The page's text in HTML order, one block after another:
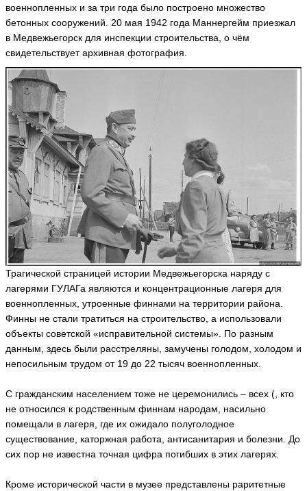
военнопленных и за три года было построено множество
бетонных сооружений. 20 мая 1942 года Маннергейм приезжал
в Медвежьегорск для инспекции строительства, о чём
свидетельствует архивная фотография.
Трагической страницей истории Медвежьегорска наряду с
лагерями ГУЛАГа являются и концентрационные лагеря для
военнопленных, утроенные финнами на территории района.
Финны не стали тратиться на строительство, а использовали
объекты советской «исправительной системы». По разным
данным, здесь были расстреляны, замучены голодом, холодом и
непосильным трудом от 19 до 22 тысяч военнопленных.
С гражданским населением тоже не церемонились – всех (, кто
не относился к родственным финнам народам, насильно
помещали в лагеря, где их ожидало полуголодное
существование, каторжная работа, антисанитария и болезни. До
сих пор не известна точная цифра погибших в этих лагерях.
Кроме исторической части в музее представлены раритетные